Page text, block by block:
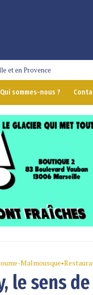
et en Provence
Qui sommes-nous ?
Malmousque•
le sens